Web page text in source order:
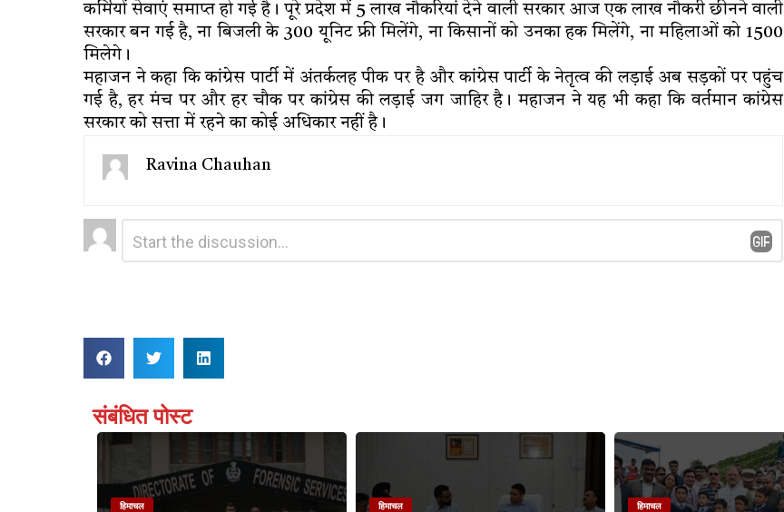
कर्मियों सेवाएं समाप्त हो गई है। पूरे प्रदेश में 5 लाख नौकरियां देने वाली सरकार आज एक लाख नौकरी छीनने वाली
सरकार बन गई है, ना बिजली के 300 यूनिट फ्री मिलेंगे, ना किसानों को उनका हक मिलेंगे, ना महिलाओं को 1500
मिलेगे।
महाजन ने कहा कि कांग्रेस पार्टी में अंतर्कलह पीक पर है और कांग्रेस पार्टी के नेतृत्व की लड़ाई अब सड़कों पर पहुंच
गई है, हर मंच पर और हर चौक पर कांग्रेस की लड़ाई जग जाहिर है। महाजन ने यह भी कहा कि वर्तमान कांग्रेस
सरकार को सत्ता में रहने का कोई अधिकार नहीं है।
Ravina Chauhan
Leave
a
संबंधित पोस्ट
हिमाचल हिमाचल हिमाचल